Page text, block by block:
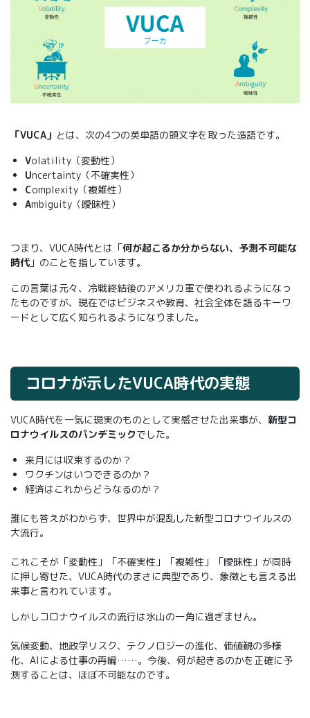
「VUCA」 とは、次の4つの英単語の頭文字を取った造語です。
Volatility（変動性）
Uncertainty（不確実性）
Complexity（複雑性）
Ambiguity（曖昧性）
つまり、VUCA時代とは「何が起こるか分からない、予測不可能な
時代 」のことを指しています。
この言葉は元々、冷戦終結後のアメリカ軍で使われるようになっ
たものですが、現在ではビジネスや教育、社会全体を語るキーワ
ードとして広く知られるようになりました。
コロナが示したVUCA時代の実態
VUCA時代を一気に現実のものとして実感させた出来事が、 新型コ
ロナウイルスのパンデミックでした。
来月には収束するのか？
ワクチンはいつできるのか？
経済はこれからどうなるのか？
誰にも答えがわからず、世界中が混乱した新型コロナウイルスの
大流行。
これこそが「変動性」「不確実性」「複雑性」「曖昧性」が同時
に押し寄せた、VUCA時代のまさに典型であり、象徴とも言える出
来事と言われています。
しかしコロナウイルスの流行は氷山の一角に過ぎません。
気候変動、地政学リスク、テクノロジーの進化、価値観の多様
化、AIによる仕事の再編……。今後、何が起きるのかを正確に予
測することは、ほぼ不可能なのです。